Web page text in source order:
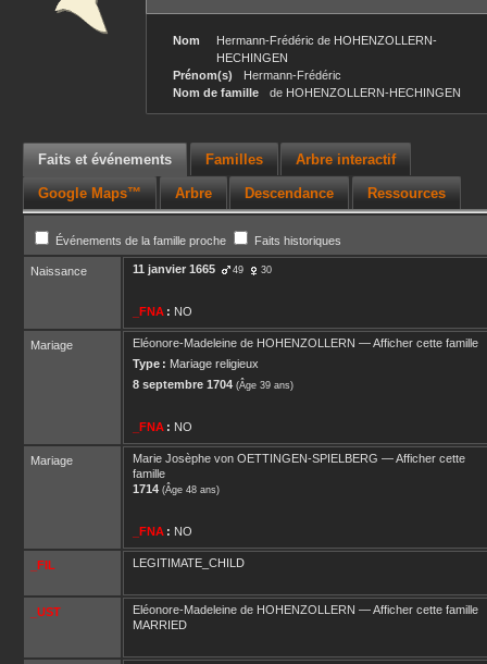
Nom Hermann-Frédéric de HOHENZOLLERN-
HECHINGEN
Prénom(s)
Hermann-Frédéric
Nom de famille
de HOHENZOLLERN-HECHINGEN
Faits et événements Familles Arbre interactif
Google Maps™ Arbre Descendance Ressources
Événements de la famille proche Faits historiques
Naissance 11 janvier 1665 49 30
_FNA : NO
Mariage Eléonore-Madeleine de HOHENZOLLERN —Afficher cette famille
Type : Mariage religieux
8 septembre 1704 (Âge 39 ans)
_FNA : NO
Mariage Marie Josèphe von OETTINGEN-SPIELBERG —Afficher cette
famille
1714 (Âge 48 ans)
_FNA : NO
_FIL LEGITIMATE_CHILD
_UST Eléonore-Madeleine de HOHENZOLLERN —Afficher cette famille
MARRIED